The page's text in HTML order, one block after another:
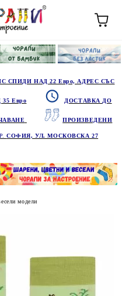
СПИДИ НАД 22 Евро, АДРЕС СЪС
Евро ДОСТАВКА ДО
ПРОИЗВЕДЕНИ
СОФИЯ, УЛ. МОСКОВСКА 27
модели